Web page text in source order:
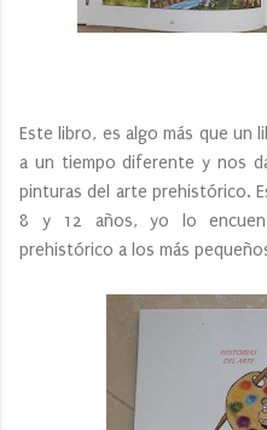
Este libro, es algo más que un
a un tiempo diferente y nos
pinturas del arte prehistórico.
8 y 12 años, yo lo
prehistórico a los más